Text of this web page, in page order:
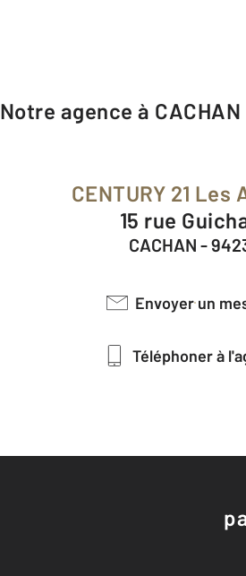
Notre agence à CACHAN
CENTURY 21
15 rue
CACHAN -
Envoyer un
Téléphoner à